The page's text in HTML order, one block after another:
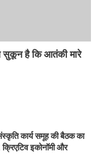
e e
सुकून है कि आतंकी मारे
कार्य समूह की बैठक का
क्रिएटिव इकोनॉमी और